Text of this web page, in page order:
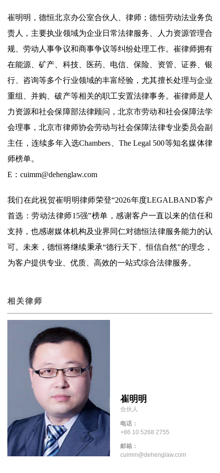
崔明明，德恒北京办公室合伙人、律师；德恒劳动法业务负
责人，主要执业领域为企业日常法律服务、人力资源管理合
规、劳动人事争议和商事争议等纠纷处理工作。崔律师拥有
在能源、矿产、科技、医药、电信、保险、资管、证券、银
行、咨询等多个行业领域的丰富经验，尤其擅长处理与企业
重组、并购、破产等相关的职工安置法律事务。崔律师是人
力资源和社会保障部法律顾问，北京市劳动和社会保障法学
会理事，北京市律师协会劳动与社会保障法律专业委员会副
主任，连续多年入选Chambers、The Legal 500等知名媒体律
师榜单。
E：cuimm@dehenglaw.com
我们在此祝贺崔明明律师荣登“2026年度LEGALBAND客户
首选：劳动法律师15强”榜单，感谢客户一直以来的信任和
支持，也感谢媒体机构及业界同仁对德恒法律服务能力的认
可。未来，德恒将继续秉承“德行天下、恒信自然”的理念，
为客户提供专业、优质、高效的一站式综合法律服务。
相关律师
崔明明
合伙人
电话：
+86 10 5268 2755
邮箱：
cuimm@dehenglaw.com